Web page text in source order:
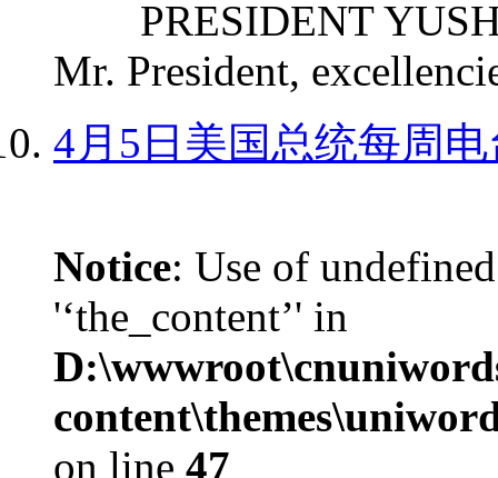
PRESIDENT
Mr. President,
4月5日美国总统每周
Notice: Use of
'‘the_content’' in
on line 47